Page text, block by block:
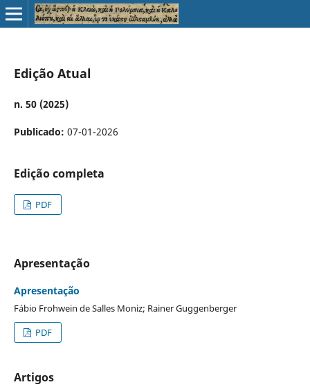
Edição Atual
n. 50 (2025)
Publicado: 07-01-2026
Edição completa
PDF
Apresentação
Apresentação
Fábio Frohwein de Salles Moniz; Rainer Guggenberger
PDF
Artigos